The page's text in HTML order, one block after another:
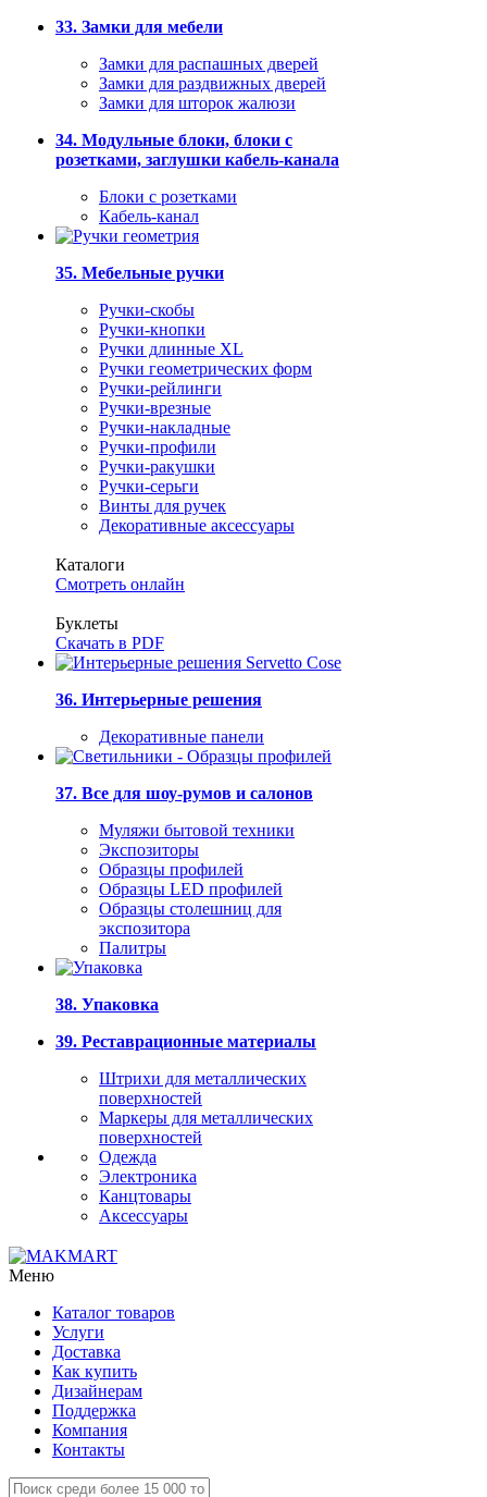
33. Замки для мебели
Замки для распашных дверей
Замки для раздвижных дверей
Замки для шторок жалюзи
34. Модульные блоки, блоки с
розетками, заглушки кабель-канала
Блоки с розетками
Кабель-канал
35. Мебельные ручки
Ручки-скобы
Ручки-кнопки
Ручки длинные XL
Ручки геометрических форм
Ручки-рейлинги
Ручки-врезные
Ручки-накладные
Ручки-профили
Ручки-ракушки
Ручки-серьги
Винты для ручек
Декоративные аксессуары
Каталоги
Смотреть онлайн
Буклеты
Скачать в PDF
36. Интерьерные решения
Декоративные панели
37. Все для шоу-румов и салонов
Муляжи бытовой техники
Экспозиторы
Образцы профилей
Образцы LED профилей
Образцы столешниц для
экспозитора
Палитры
38. Упаковка
39. Реставрационные материалы
Штрихи для металлических
поверхностей
Маркеры для металлических
поверхностей
Одежда
Электроника
Канцтовары
Аксессуары
Меню
Каталог товаров
Услуги
Доставка
Как купить
Дизайнерам
Поддержка
Компания
Контакты